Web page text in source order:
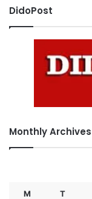
DidoPost
Monthly Archives
M T